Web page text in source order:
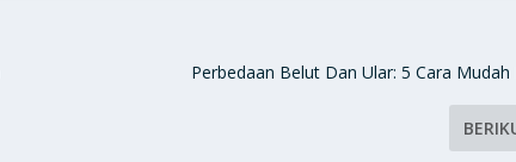
Perbedaan Belut Dan Ular: 5 Cara Mudah